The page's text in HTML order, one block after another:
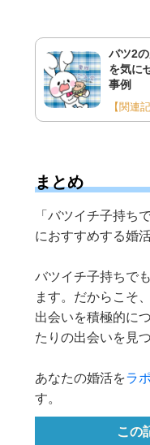
バツ2
を気に
事例
【関連
まとめ
「バツイチ子持ち
におすすめする婚
バツイチ子持ちで
ます。だからこそ
出会いを積極的に
たりの出会いを見
あなたの婚活をラ
す。
この